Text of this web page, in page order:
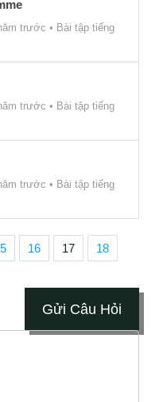
trước • Bài tập tiếng
trước • Bài tập tiếng
trước • Bài tập tiếng
16 17
18
Gửi Câu Hỏi